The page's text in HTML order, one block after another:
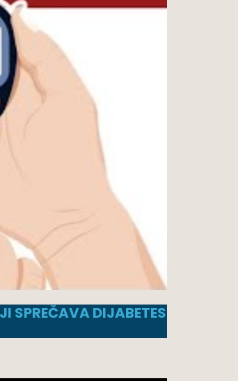
SPREČAVA DIJABETES